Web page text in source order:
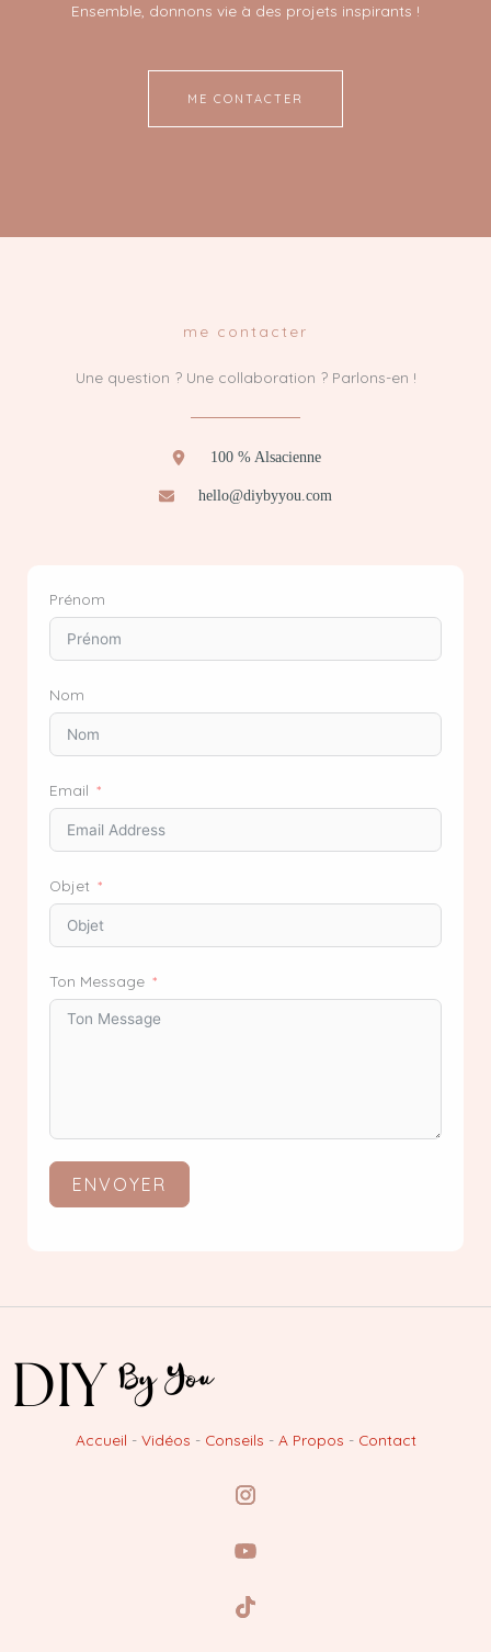
Ensemble, donnons vie à des projets inspirants !
ME CONTACTER
me contacter
Une question ? Une collaboration ? Parlons-en !
100 % Alsacienne
hello@diybyyou.com
Prénom
Nom
Email
Objet
Ton Message
ENVOYER
Accueil - Vidéos - Conseils - A Propos - Contact